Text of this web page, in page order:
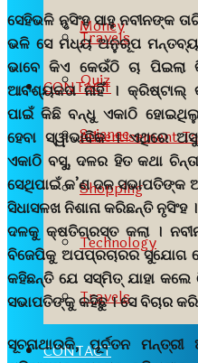
Travels
CONTACT
Advertisement
Money
Quiz
Science
Shopping
Technology
Travels
CONTACT
ସେହିଭଳି ନୃସିଂହ ସାହୁ ନବୀନଙ୍କ
ଭଳି ସେ ମଧ୍ୟ ଅନୁରୂପ
ଭାବେ କିଏ କେଉଁଠି ଚା ପିଇଲା
ଆବଶ୍ୟକତା ନାହିଁ । କ୍ରିଷ୍ଟାଲ୍
ପାଇଁ କିଛି ବନ୍ଧୁ ଏକାଠି ହୋଇଥିଲୁ
ହେବା ସ୍ୱାଭାବିକ । ଏଥିରେ
ଏକାଠି ବସୁ, ଦଳର ହିତ କଥା
ସେଥିପାଇଁ କ’ଣ ଦଳ
ସିଧାସଳଖ ନିଶାନା କରିଛନ୍ତି
ଦଳକୁ କ୍ଷତିଗ୍ରସ୍ତ କଲା ।
ବିଜେପିକୁ ଅପପ୍ରଚାରର ସୁଯୋଗ
କହିଛନ୍ତି ଯେ ସସ୍ମିତ୍ ଯାହା କଲେ
ସଭାପତିଙ୍କୁ କହିଛୁ । ସେ ବିଚାର
ସୂଚନାଥାଉକି, ପୂର୍ବତନ